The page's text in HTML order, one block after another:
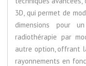
3D, qui permet de
dimensions pour
radiothérapie par
autre option, offrant
rayonnements en